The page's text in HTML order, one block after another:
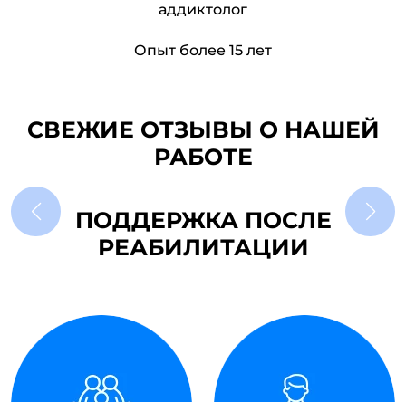
аддиктолог
Опыт более 15 лет
СВЕЖИЕ ОТЗЫВЫ О НАШЕЙ
РАБОТЕ
ПОДДЕРЖКА ПОСЛЕ
РЕАБИЛИТАЦИИ